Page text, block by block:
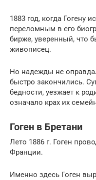
1883 год, когда Гогену
переломным в его
бирже, уверенный, что
живописец.
Но надежды не
быстро закончились.
бедности, уезжает к
означало крах их
Гоген в Бретани
Лето 1886 г. Гоген
Франции.
Именно здесь Гоген